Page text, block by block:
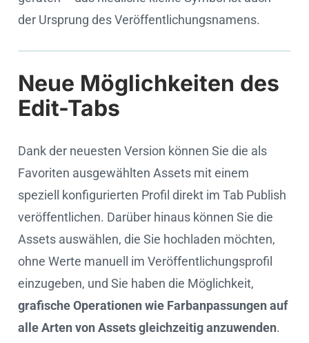
der Ursprung des Veröffentlichungsnamens.
Cookie settings
Neue Möglichkeiten des
Edit-Tabs
Dank der neuesten Version können Sie die als
Favoriten ausgewählten Assets mit einem
speziell konfigurierten Profil direkt im Tab Publish
veröffentlichen. Darüber hinaus können Sie die
Assets auswählen, die Sie hochladen möchten,
ohne Werte manuell im Veröffentlichungsprofil
einzugeben, und Sie haben die Möglichkeit,
grafische Operationen wie Farbanpassungen auf
alle Arten von Assets gleichzeitig anzuwenden.